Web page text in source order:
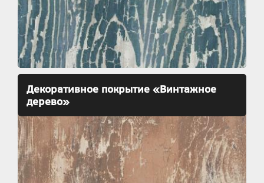
Декоративное покрытие «Винтажное
дерево»